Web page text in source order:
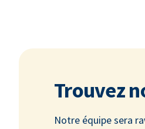
Trouvez
Notre équipe sera